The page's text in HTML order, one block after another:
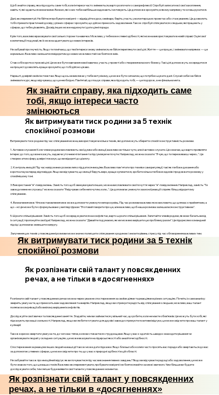
Щоб знайти справу, яка підходить саме тобі, коли інтереси часто змінюються, варто розпочати з саморефлексії. Спробуй записати всі свої захоплення,
навіть ті, які здаються незначними. Визнач, які з них тебе найбільше надихають і мотивують. Це допоможе зрозуміти, в якому напрямку ти хочеш рухатися.
Далі, експериментуй. Не бійтеся пробувати нові речі — відвідуйте курси, семінари, беріть участь у волонтерських проектах або стажуваннях. Це дозволить
тобі отримати практичний досвід у різних сферах і зрозуміти, що дійсно приносить задоволення. Також спробуй спілкуватися з людьми, які працюють у
сферах, що тебе цікавлять. Досвід інших може надихнути і дати цінні поради.
Крім того, важливо враховувати свої сильні сторони та навички. Можливо, у тебе вже є певні здібності, які можна використовувати в новій справі. Оціні свої
компетенції і подумай, як їх можна адаптувати до нових інтересів.
Не забувай про гнучкість. Якщо ти помічаєш, що твої інтереси знову змінилися, не бійся переглянути свої цілі. Життя — це процес, і змінювати напрямок — це
нормально. Важливо залишатися відкритим до нових можливостей і не боятися змін.
Став собі короткострокові цілі. Це може бути навчання нової навички, участь у проекті або створення власного бізнесу. Такі цілі допоможуть зосередитися
на процесі і дозволять краще зрозуміти, що тобі дійсно цікаво.
Нарешті, довіряй своїм інстинктам. Якщо щось не викликає у тебе ентузіазму, це може бути сигналом, що потрібно шукати далі. Слухай себе і не бійся
змінювати курс, якщо відчуваєш, що це необхідно. Пам’ятай, що пошук справи, яка підходить тобі, — це подорож, а не фінальна мета.
Як знайти справу, яка підходить саме
тобі, якщо інтереси часто
змінюються
Як витримувати тиск родини за 5 технік
спокійної розмови
Витримувати тиск родини під час спілкування можна, використовуючи кілька технік, які допоможуть зберегти спокій і конструктивність розмови.
1. Активне слухання: Коли члени родини висловлюють свої думки або емоції, важливо не тільки чути, але й активно слухати. Це означає, що варто проявляти
інтерес до того, що вони кажуть, задаючи уточнюючі питання та підсумовуючи почуте. Наприклад, можна сказати: "Я чую, що ти переживаєш через...". Це
створює атмосферу довіри і показує, що ви відкриті до діалогу.
2. Контроль емоцій: Під час напружених розмов легко піддатися емоціям. Важливо пам'ятати про техніки саморегуляції, такі як глибоке дихання або
коротка пауза перед відповіддю. Якщо ви відчуваєте, що емоції беруть верх, краще зупинитися, зробити кілька глибоких вдихів і продовжити розмову у
спокійнішому тоні.
3. Використання "я"-повідомлень: Замість того щоб звинувачувати інших, можна висловлювати свої почуття через "я"-повідомлення. Наприклад, замість "Ти
завжди мене не слухаєш" можна сказати "Я відчуваю себе непочутим, коли...". Це допомагає уникнути захисної реакції і сприяє більш відкритому
спілкуванню.
4. Визначення меж: Чітке встановлення меж може допомогти уникнути непорозумінь. Під час розмови важливо ясно висловити, що для вас є прийнятним, а
що – ні. Це може бути сформульовано у вигляді фрази: "Я готовий говорити про це, але важливо, щоб наша розмова залишалася конструктивною".
5. Шукати спільні рішення: Замість того щоб зосереджуватися на конфліктах, варто шукати спільні рішення. Запитайте членів родини, як вони бачать вихід
із ситуації, і пропонуйте свої ідеї. Наприклад, можна сказати: "Давайте подумаємо, як ми можемо вирішити цю проблему разом". Це підкреслює командний
підхід і допомагає зменшити напругу.
Залучення цих технік у повсякденні розмови може значно полегшити спілкування з родиною і знизити рівень стресу під час обговорення важливих тем.
Як витримувати тиск родини за 5 технік
спокійної розмови
Як розпізнати свій талант у повсякденних
речах, а не тільки в «досягненнях»
Розпізнати свій талант у повсякденних речах можна через уважне спостереження за своїми діями та реакціями в різних ситуаціях. Почніть із самоаналізу:
зверніть увагу на те, що приносить вам задоволення та енергію. Наприклад, якщо ви отримуєте радість від спілкування з людьми, можливо, ваш талант
полягає в комунікації або вмілому вирішенні конфліктів.
Досліджуйте свої звички та повсякденні заняття. Згадайте, чим ви займаєтеся у вільний час, що робите, коли не маєте обов’язків. Це можуть бути хобі, які
підказують про ваші схильності. Наприклад, якщо ви любите готувати для друзів і завжди отримуєте позитивні відгуки, це може свідчити про ваш талант у
кулінарії.
Також корисно звертати увагу на те, до чого вас тягне, коли ви стикаєтеся з труднощами. Якщо у вас є здатність швидко знаходити рішення чи
організовувати людей у складних ситуаціях, це може вказувати на лідерські якості або аналітичні здібності.
Спостереження за реакцією інших людей на ваші дії також може дати підказки. Якщо близькі або колеги часто просять вас поради або звертаються до вас
за допомогою у певних сферах, це може свідчити про те, що у вас є природні здібності в цій області.
Не забувайте також про емоційний відгук: як ви почуваєтеся під час виконання певних завдань? Якщо ви відчуваєте радощі або задоволення, це може
бути знаком того, що це ваша стихія. Важливо експериментувати, пробувати нові речі і не боятися вийти за межі звичного. Чим більше ви будете
досліджувати себе, тим легше буде виявити свої таланти у повсякденних моментах.
Як розпізнати свій талант у повсякденних
речах, а не тільки в «досягненнях»